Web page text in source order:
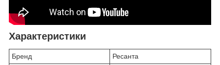
Характеристики
Бренд
Ресанта